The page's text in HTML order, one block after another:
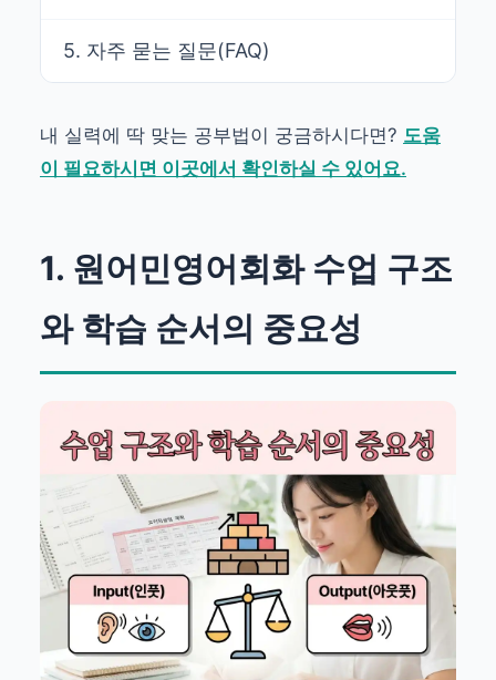
5. 자주 묻는 질문(FAQ)
내 실력에 딱 맞는 공부법이 궁금하시다면? 도움
이 필요하시면 이곳에서 확인하실 수 있어요.
1. 원어민영어회화 수업 구조
와 학습 순서의 중요성